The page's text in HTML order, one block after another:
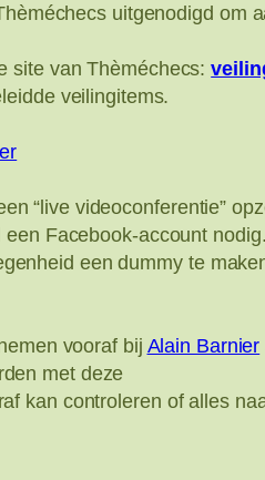
uitgenodigd om
site van Thèméchecs:
veilingitems.
“live videoconferentie”
Facebook-account nodig.
een dummy te
vooraf bij Alain Barnier
met deze
kan controleren of alles